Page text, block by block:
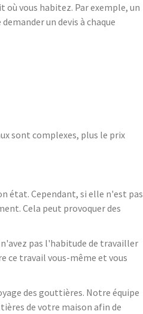
vous habitez. Par exemple, un
un devis à chaque
sont complexes, plus le prix
état. Cependant, si elle n'est pas
Cela peut provoquer des
pas l'habitude de travailler
ce travail vous-même et vous
des gouttières. Notre équipe
de votre maison afin de